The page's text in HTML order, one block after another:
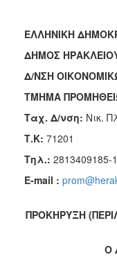
2019
2018
2017
2016
2015
2013
ΔΗΜΟΤΗΣ
ΕΛΛΗΝΙΚΗ
ΔΗΜΟΣ
Δ/ΝΣΗ
ΤΜΗΜΑ
Ταχ. Δ/νση: Νικ.
Τ.Κ: 71201
Τηλ.: 2813409185-
E-mail :
ΠΡΟΚΗΡΥΞΗ
Ο